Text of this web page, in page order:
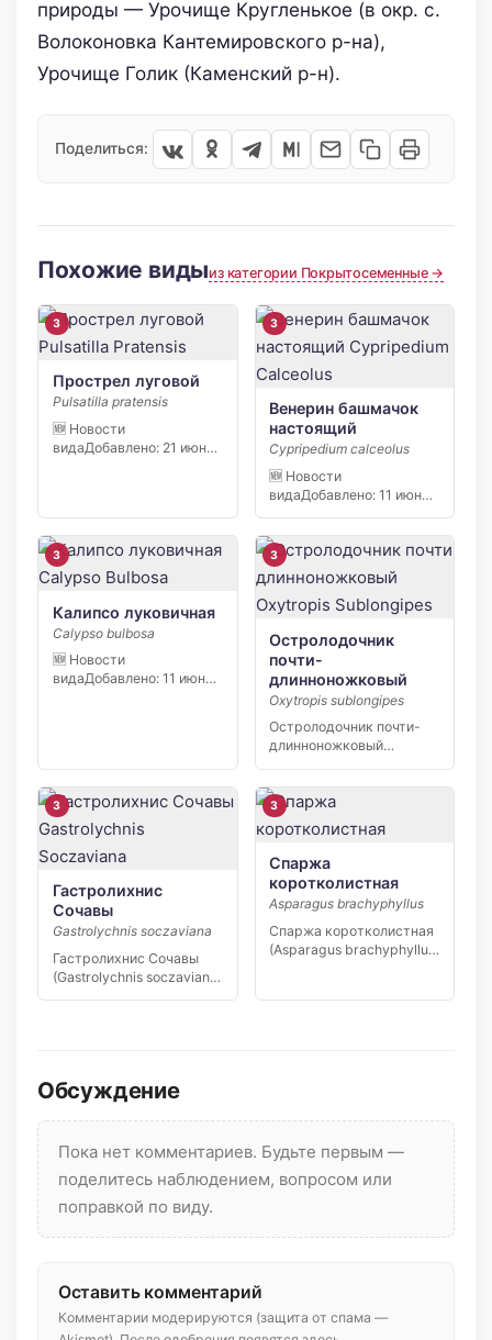
природы — Урочище Кругленькое (в окр. с.
Волоконовка Кантемировского р-на),
Урочище Голик (Каменский р-н).
Поделиться:
Похожие видыиз категории Покрытосеменные →
3
Прострел луговой
Pulsatilla pratensis
🆕 Новости
видаДобавлено: 21 июня
3
Венерин башмачок
настоящий
Cypripedium calceolus
🆕 Новости
видаДобавлено: 11 июня
«Кивач» в […]
3
Калипсо луковичная
Calypso bulbosa
🆕 Новости
видаДобавлено: 11 июня
3
Остролодочник
почти-
длинноножковый
Oxytropis sublongipes
Остролодочник почти-
длинноножковый
узколокальный эндемик
Якутии,…
3
Гастролихнис
Сочавы
Gastrolychnis soczaviana
Гастролихнис Сочавы
(Gastrolychnis soczaviana)
3
Спаржа
коротколистная
Asparagus brachyphyllus
Спаржа коротколистная
(Asparagus brachyphyllus)
Обсуждение
Пока нет комментариев. Будьте первым —
поделитесь наблюдением, вопросом или
поправкой по виду.
Оставить комментарий
Комментарии модерируются (защита от спама —